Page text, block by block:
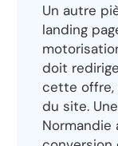
Un autre
landing
doit
cette offre,
du site.
Normandie